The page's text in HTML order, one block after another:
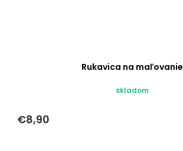
Rukavica na maľovanie
skladom
€8,90